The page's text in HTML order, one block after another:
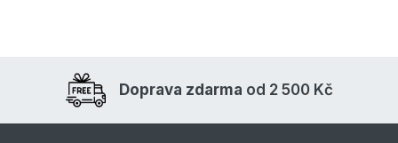
Doprava zdarma od 2 500 Kč